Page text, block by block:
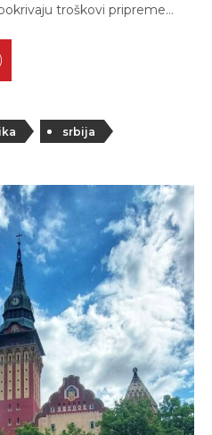
troškovi pripreme…
srbija